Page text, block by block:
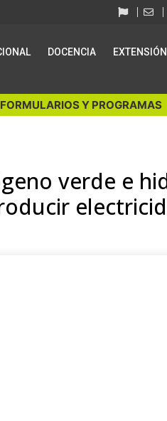
DOCENCIA EXTENSIÓN
FORMULARIOS Y PROGRAMAS
verde e